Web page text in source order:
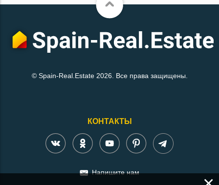
© Spain-Real.Estate 2026. Все права защищены.
КОНТАКТЫ
Напишите нам